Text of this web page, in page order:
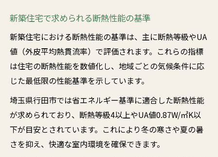
新築住宅で求められる断熱性能の基準
新築住宅における断熱性能の基準は、主に断熱等級やUA
値（外皮平均熱貫流率）で評価されます。これらの指標
は住宅の断熱性能を数値化し、地域ごとの気候条件に応
じた最低限の性能基準を示しています。
埼玉県行田市では省エネルギー基準に適合した断熱性能
が求められており、断熱等級4以上やUA値0.87W/㎡K以
下が目安とされています。これにより冬の寒さや夏の暑
さを抑え、快適な室内環境を確保できます。